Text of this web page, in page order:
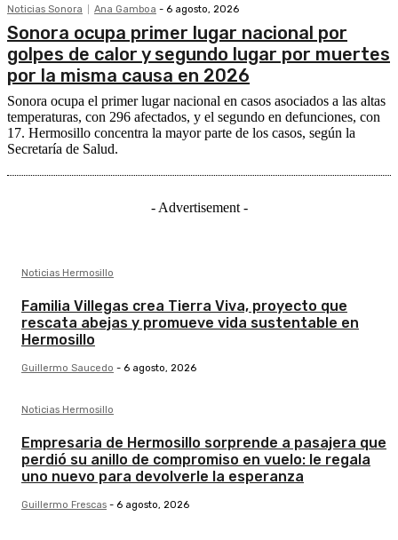
Noticias Sonora Ana Gamboa - 6 agosto, 2026
Sonora ocupa primer lugar nacional por
golpes de calor y segundo lugar por muertes
por la misma causa en 2026
Sonora ocupa el primer lugar nacional en casos asociados a las altas
temperaturas, con 296 afectados, y el segundo en defunciones, con
17. Hermosillo concentra la mayor parte de los casos, según la
Secretaría de Salud.
- Advertisement -
Noticias Hermosillo
Familia Villegas crea Tierra Viva, proyecto que
rescata abejas y promueve vida sustentable en
Hermosillo
Guillermo Saucedo - 6 agosto, 2026
Noticias Hermosillo
Empresaria de Hermosillo sorprende a pasajera que
perdió su anillo de compromiso en vuelo: le regala
uno nuevo para devolverle la esperanza
Guillermo Frescas - 6 agosto, 2026